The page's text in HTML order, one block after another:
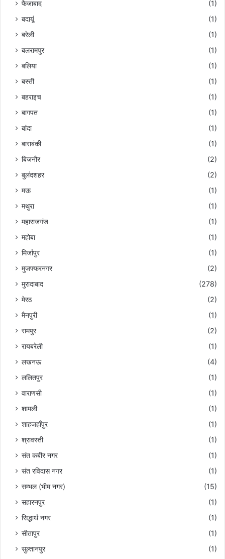
फैजाबाद
(1)
बदायूं
(1)
बरेली
(1)
बलरामपुर
(1)
बलिया
(1)
बस्ती
(1)
बहराइच
(1)
बागपत
(1)
बांदा
(1)
बाराबंकी
(1)
बिजनौर
(2)
बुलंदशहर
(2)
मऊ
(1)
मथुरा
(1)
महाराजगंज
(1)
महोबा
(1)
मिर्जापुर
(1)
मुजफ्फरनगर
(2)
मुरादाबाद
(278)
मेरठ
(2)
मैनपुरी
(1)
रामपुर
(2)
रायबरेली
(1)
लखनऊ
(4)
ललितपुर
(1)
वाराणसी
(1)
शामली
(1)
शाहजहाँपुर
(1)
श्रावस्ती
(1)
संत कबीर नगर
(1)
संत रविदास नगर
(1)
सम्भल (भीम नगर)
(15)
सहारनपुर
(1)
सिद्धार्थ नगर
(1)
सीतापुर
(1)
सुल्तानपुर
(1)